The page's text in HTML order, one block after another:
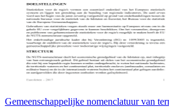
Gemeenschappelijke nomenclatuur van